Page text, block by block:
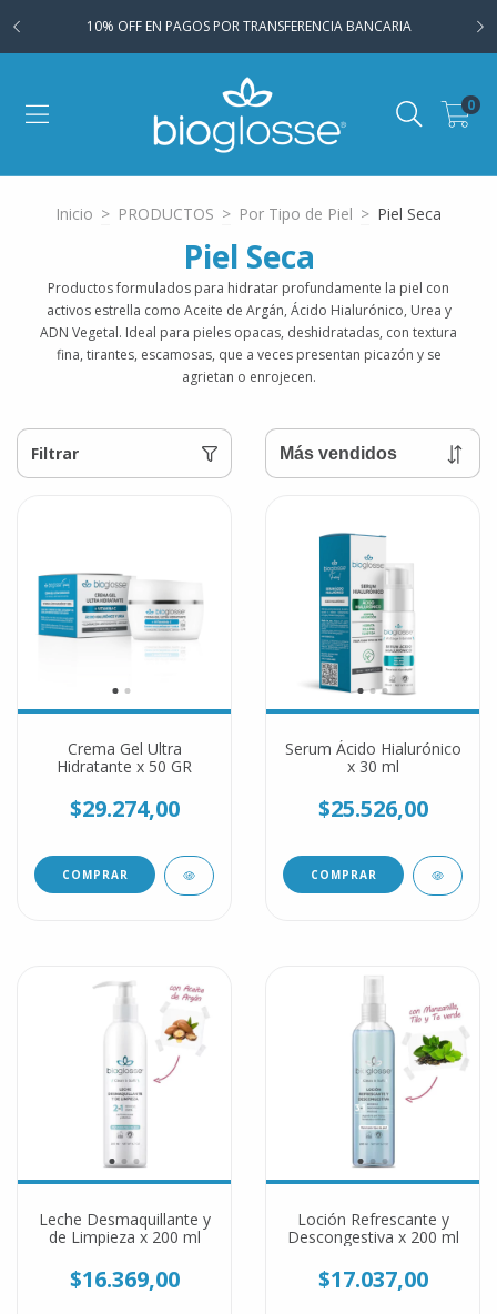
10% OFF EN PAGOS POR TRANSFERENCIA BANCARIA
0
Inicio > PRODUCTOS > Por Tipo de Piel > Piel Seca
Piel Seca
Productos formulados para hidratar profundamente la piel con
activos estrella como Aceite de Argán, Ácido Hialurónico, Urea y
ADN Vegetal. Ideal para pieles opacas, deshidratadas, con textura
fina, tirantes, escamosas, que a veces presentan picazón y se
agrietan o enrojecen.
Filtrar
Crema Gel Ultra
Hidratante x 50 GR
$29.274,00
Serum Ácido Hialurónico
x 30 ml
$25.526,00
Leche Desmaquillante y
de Limpieza x 200 ml
$16.369,00
Loción Refrescante y
Descongestiva x 200 ml
$17.037,00